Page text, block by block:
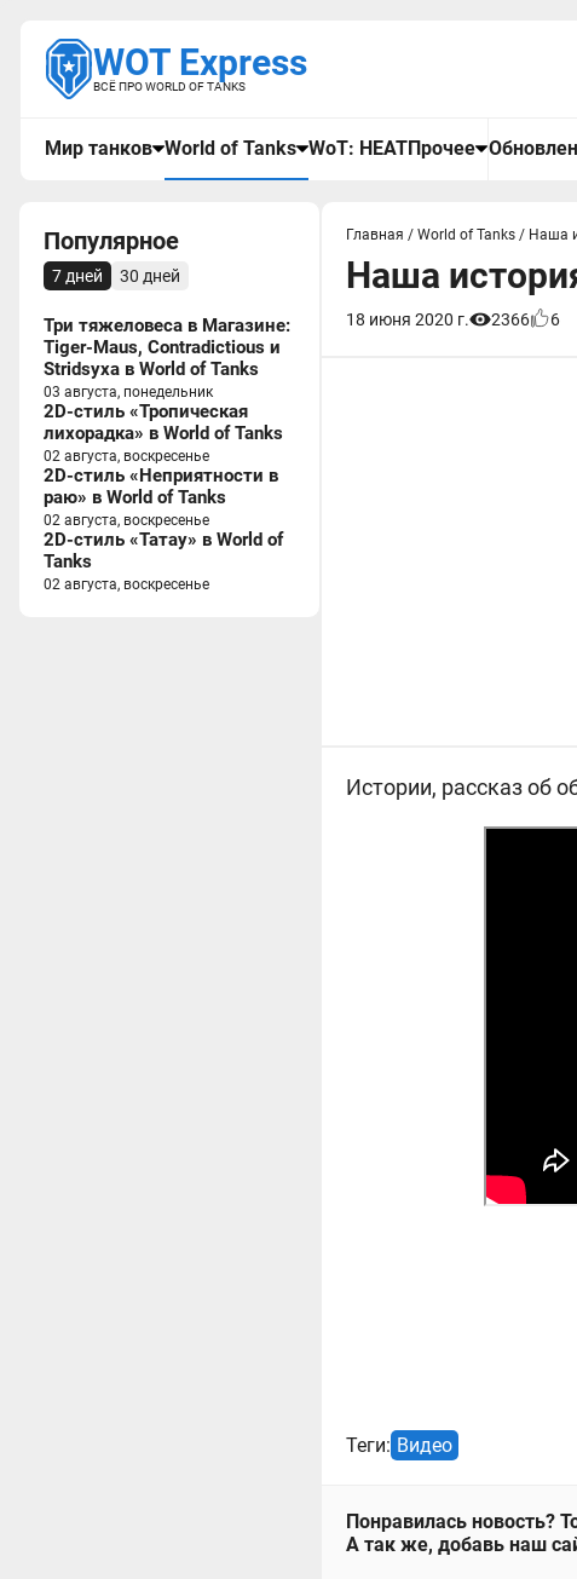
WOT Express
ВСЁ ПРО WORLD OF TANKS
Мир танков World of Tanks WoT: HEATПрочее
Популярное
7 дней 30 дней
Три тяжеловеса в Магазине:
Tiger-Maus, Contradictious и
Stridsyxa в World of Tanks
03 августа, понедельник
2D-стиль «Тропическая
лихорадка» в World of Tanks
02 августа, воскресенье
2D-стиль «Неприятности в
раю» в World of Tanks
02 августа, воскресенье
2D-стиль «Татау» в World of
Tanks
02 августа, воскресенье
Главная / World of Tanks / Наша
Наша
18 июня 2020 г. 2366 6
Истории, рассказ об
Теги: Видео
Понравилась новость?
А так же, добавь наш